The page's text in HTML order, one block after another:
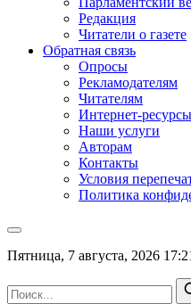
Редакция
Читатели о газете
Обратная связь
Опросы
Рекламодателям
Читателям
Интернет-ресурсы
Наши услуги
Авторам
Контакты
Условия
Политика
Пятница, 7 августа, 2026